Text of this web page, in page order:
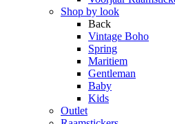
Shop by look
Back
Vintage Boho
Spring
Maritiem
Gentleman
Baby
Kids
Outlet